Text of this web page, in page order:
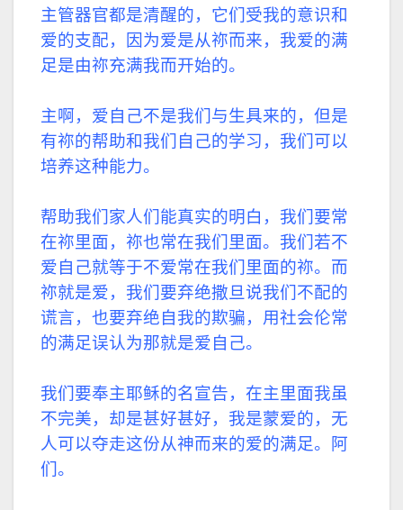
主管器官都是清醒的，它们受我的意识和
爱的支配，因为爱是从祢而来，我爱的满
足是由祢充满我而开始的。
主啊，爱自己不是我们与生具来的，但是
有祢的帮助和我们自己的学习，我们可以
培养这种能力。
帮助我们家人们能真实的明白，我们要常
在祢里面，祢也常在我们里面。我们若不
爱自己就等于不爱常在我们里面的祢。而
祢就是爱，我们要弃绝撒旦说我们不配的
谎言，也要弃绝自我的欺骗，用社会伦常
的满足误认为那就是爱自己。
我们要奉主耶稣的名宣告，在主里面我虽
不完美，却是甚好甚好，我是蒙爱的，无
人可以夺走这份从神而来的爱的满足。阿
们。